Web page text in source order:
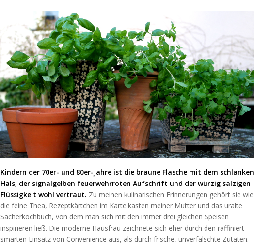
Kindern der 70er- und 80er-Jahre ist die braune Flasche mit dem schlanken
Hals, der signalgelben feuerwehrroten Aufschrift und der würzig salzigen
Flüssigkeit wohl vertraut. Zu meinen kulinarischen Erinnerungen gehört sie wie
die feine Thea, Rezeptkärtchen im Karteikasten meiner Mutter und das uralte
Sacherkochbuch, von dem man sich mit den immer drei gleichen Speisen
inspirieren ließ. Die moderne Hausfrau zeichnete sich eher durch den raffiniert
smarten Einsatz von Convenience aus, als durch frische, unverfälschte Zutaten.